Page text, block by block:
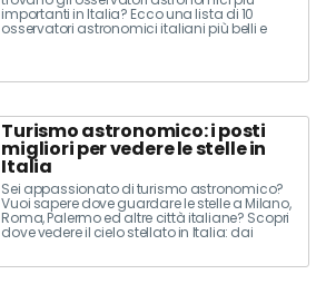
importanti in Italia? Ecco una lista di 10
osservatori astronomici italiani più belli e
importanti, molti dei quali aperti al pubblico!
Turismo astronomico: i posti
migliori per vedere le stelle in
Italia
Sei appassionato di turismo astronomico?
Vuoi sapere dove guardare le stelle a Milano,
Roma, Palermo ed altre città italiane? Scopri
dove vedere il cielo stellato in Italia: dai